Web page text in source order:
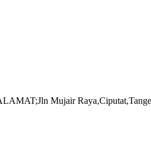
Mujair